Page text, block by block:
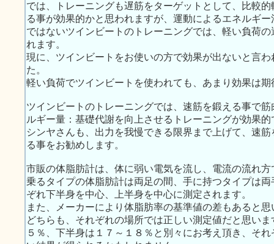
では、トレーニングも遅筋をターゲットとして、比較
る事が効果的かと思われますが、運動によるエネルギ
ではないツインビートのトレーニングでは、軽い負荷
れます。
現に、ツインビートをお使いの方で効果が出ないと言
た。
軽い負荷でツインビートを使われても、あまり効果は
ツインビートのトレーニングでは、速筋を鍛える事で
ルギー量：基礎代謝を向上させるトレーニングが効果的
シンヤさんも、出力を我慢できる限界まで上げて、速
る事をお勧めします。
市販の体脂肪計は、体に弱い電気を流し、電流の流れ
乗るタイプの体脂肪計は両足の間、手に持つタイプは
ぞれ下半身を中心、上半身を中心に測定されます。
また、メーカーにより体脂肪率の基準値の差もあると
どちらも、それぞれの場所では正しい測定値だと思い
５％、下半身は１７～１８％と別々にお考え頂き、そ